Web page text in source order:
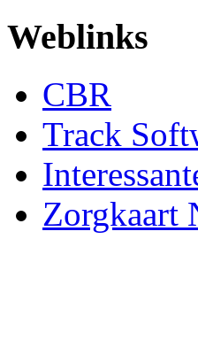
Weblinks
CBR
Track
Zorgkaart